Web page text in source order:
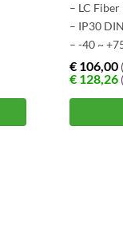
– LC
– IP30
– -40 ~
€ 106,00
€ 128,26